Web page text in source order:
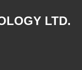
LTD.